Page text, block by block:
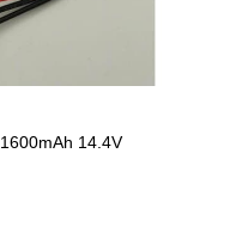
1600mAh 14.4V